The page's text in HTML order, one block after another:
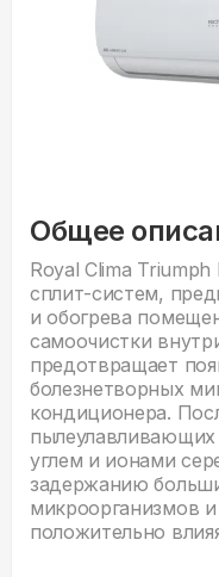
Общее
Royal Clima
сплит-систем,
и обогрева
самоочистки
предотвращает
болезнетворных
кондиционера.
углем и ионами
задержанию
микроорганизмов
положительно